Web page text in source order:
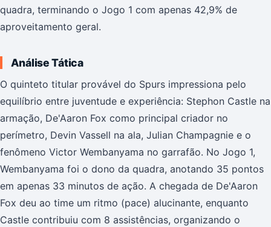
quadra, terminando o Jogo 1 com apenas 42,9% de
aproveitamento geral.
Análise Tática
O quinteto titular provável do Spurs impressiona pelo
equilíbrio entre juventude e experiência: Stephon Castle na
armação, De'Aaron Fox como principal criador no
perímetro, Devin Vassell na ala, Julian Champagnie e o
fenômeno Victor Wembanyama no garrafão. No Jogo 1,
Wembanyama foi o dono da quadra, anotando 35 pontos
em apenas 33 minutos de ação. A chegada de De'Aaron
Fox deu ao time um ritmo (pace) alucinante, enquanto
Castle contribuiu com 8 assistências, organizando o